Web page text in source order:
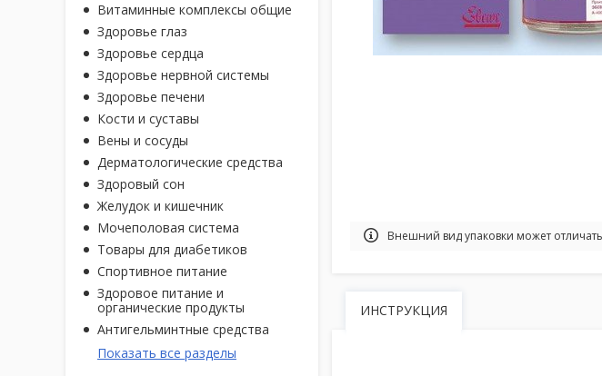
Витаминные комплексы общие
Здоровье глаз
Здоровье сердца
Здоровье нервной системы
Здоровье печени
Кости и суставы
Вены и сосуды
Дерматологические средства
Здоровый сон
Желудок и кишечник
Мочеполовая система
Товары для диабетиков
Спортивное питание
Здоровое питание и
органические продукты
Антигельминтные средства
Показать все разделы
Внешний вид упаковки может
ИНСТРУКЦИЯ